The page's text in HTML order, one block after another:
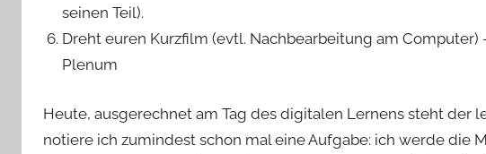
seinen Teil).
Dreht euren Kurzfilm (evtl. Nachbearbeitung am
Plenum
Heute, ausgerechnet am Tag des digitalen Lernens steht der
notiere ich zumindest schon mal eine Aufgabe: ich werde die